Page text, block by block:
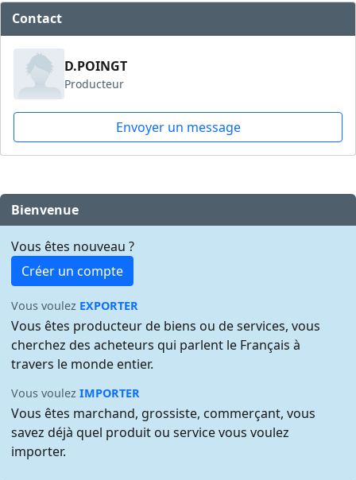
Contact
D.POINGT
Producteur
Envoyer un message
Bienvenue
Vous êtes nouveau ?
Créer un compte
Vous voulez EXPORTER
Vous êtes producteur de biens ou de services, vous
cherchez des acheteurs qui parlent le Français à
travers le monde entier.
Vous voulezIMPORTER
Vous êtes marchand, grossiste, commerçant, vous
savez déjà quel produit ou service vous voulez
importer.